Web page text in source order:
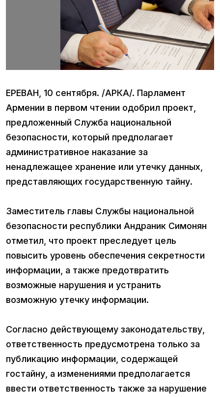
ЕРЕВАН, 10 сентября. /АРКА/. Парламент
Армении в первом чтении одобрил проект,
предложенный Служба национальной
безопасности, который предполагает
административное наказание за
ненадлежащее хранение или утечку данных,
представляющих государственную тайну.
Заместитель главы Службы национальной
безопасности республики Андраник Симонян
отметил, что проект преследует цель
повысить уровень обеспечения секретности
информации, а также предотвратить
возможные нарушения и устранить
возможную утечку информации.
Согласно действующему законодательству,
ответственность предусмотрена только за
публикацию информации, содержащей
гостайну, а изменениями предполагается
ввести ответственность также за нарушение